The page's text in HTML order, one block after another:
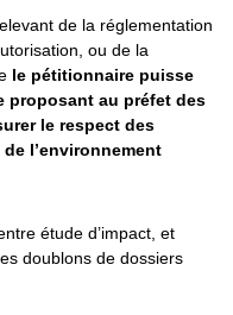
de la réglementation
ou de la
le pétitionnaire puisse
proposant au préfet des
le respect des
l’environnement
étude d’impact, et
doublons de dossiers